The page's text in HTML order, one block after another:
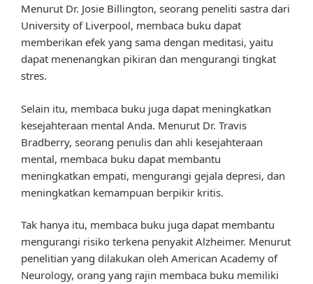
Menurut Dr. Josie Billington, seorang peneliti sastra dari
University of Liverpool, membaca buku dapat
memberikan efek yang sama dengan meditasi, yaitu
dapat menenangkan pikiran dan mengurangi tingkat
stres.
Selain itu, membaca buku juga dapat meningkatkan
kesejahteraan mental Anda. Menurut Dr. Travis
Bradberry, seorang penulis dan ahli kesejahteraan
mental, membaca buku dapat membantu
meningkatkan empati, mengurangi gejala depresi, dan
meningkatkan kemampuan berpikir kritis.
Tak hanya itu, membaca buku juga dapat membantu
mengurangi risiko terkena penyakit Alzheimer. Menurut
penelitian yang dilakukan oleh American Academy of
Neurology, orang yang rajin membaca buku memiliki